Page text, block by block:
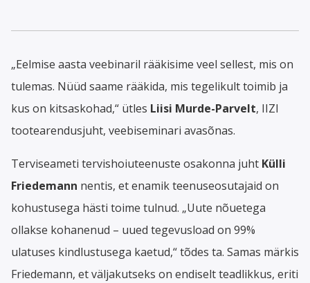
„Eelmise aasta veebinaril rääkisime veel sellest, mis on
tulemas. Nüüd saame rääkida, mis tegelikult toimib ja
kus on kitsaskohad,“ ütles Liisi Murde-Parvelt, IIZI
tootearendusjuht, veebiseminari avasõnas.
Terviseameti tervishoiuteenuste osakonna juht Külli
Friedemann nentis, et enamik teenuseosutajaid on
kohustusega hästi toime tulnud. „Uute nõuetega
ollakse kohanenud – uued tegevusload on 99%
ulatuses kindlustusega kaetud,“ tõdes ta. Samas märkis
Friedemann, et väljakutseks on endiselt teadlikkus, eriti